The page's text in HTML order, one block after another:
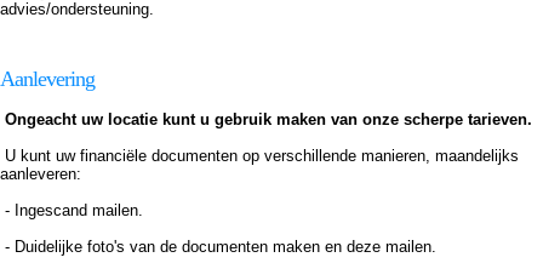
advies/ondersteuning.
Aanlevering
Ongeacht uw locatie kunt u gebruik maken van onze scherpe tarieven.
U kunt uw financiële documenten op verschillende manieren, maandelijks
aanleveren:
- Ingescand mailen.
- Duidelijke foto's van de documenten maken en deze mailen.